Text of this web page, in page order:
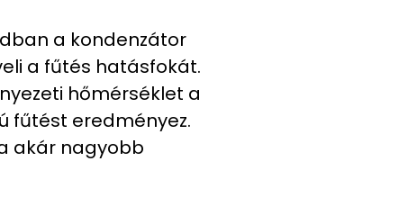
a kondenzátor
a fűtés hatásfokát.
hőmérséklet a
fűtést eredményez.
akár nagyobb